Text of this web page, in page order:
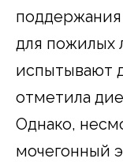
поддержания
для пожилых
испытывают
отметила
Однако,
мочегонный